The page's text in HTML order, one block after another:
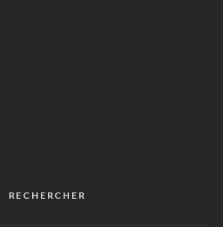
RECHERCHER